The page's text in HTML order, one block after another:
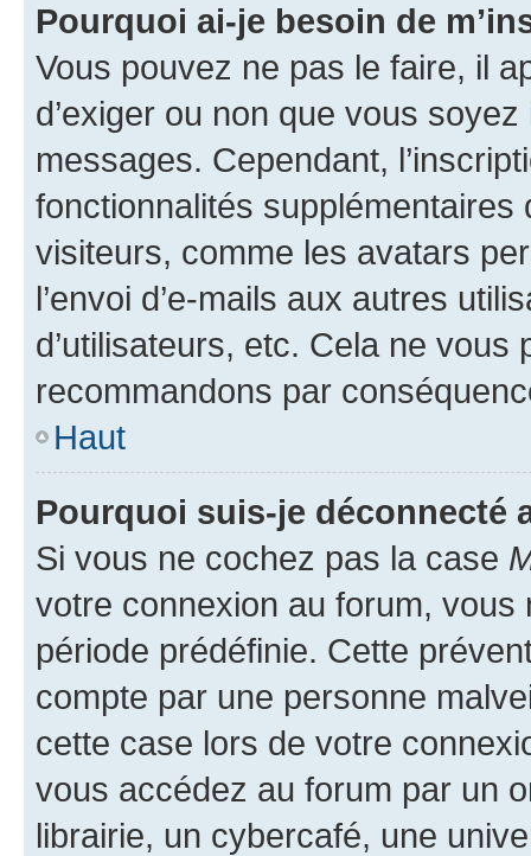
Pourquoi ai-je besoin de
Vous pouvez ne pas le faire, il
d’exiger ou non que vous
messages. Cependant,
fonctionnalités
visiteurs, comme les avatars
l’envoi d’e-mails aux autres
d’utilisateurs, etc. Cela ne vous
recommandons par
Haut
Pourquoi suis-je déconnecté
Si vous ne cochez pas la case
votre connexion au forum,
période prédéfinie. Cette
compte par une personne
cette case lors de votre
vous accédez au forum par un
librairie, un cybercafé, une